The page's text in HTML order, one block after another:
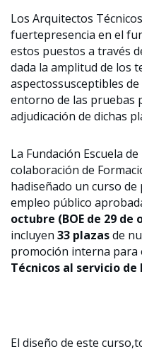
Los Arquitectos
fuertepresencia en el
estos puestos a través
dada la amplitud de los
aspectossusceptibles
entorno de las pruebas
adjudicación de dichas
La Fundación Escuela
colaboración de
hadiseñado un curso
empleo público
octubre (BOE de 29 de
incluyen 33 plazasde
promoción interna para
Técnicos al servicio
El diseño de este